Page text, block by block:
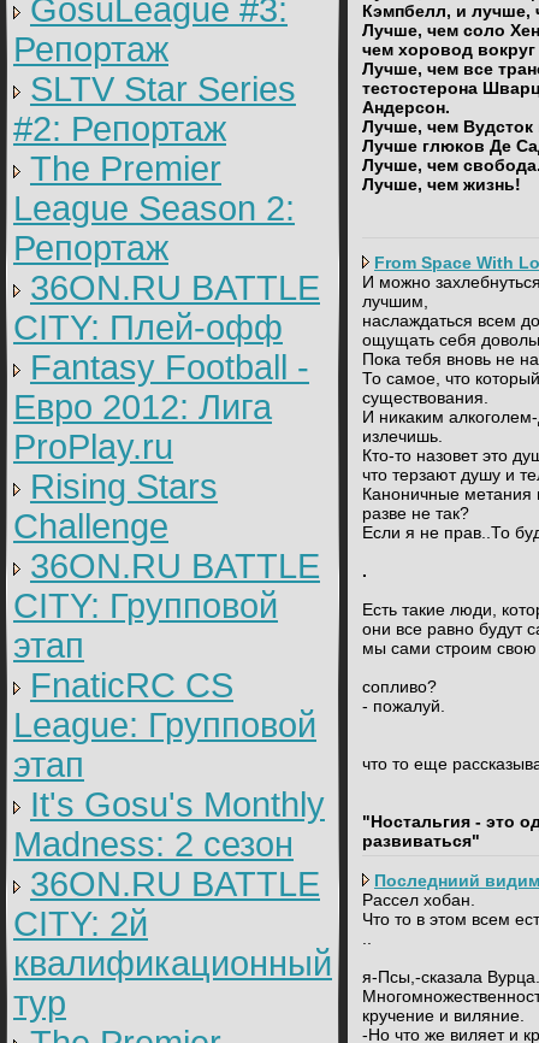
GosuLeague #3:
Репортаж
SLTV Star Series
#2: Репортаж
The Premier
League Season 2:
Репортаж
36ON.RU BATTLE
CITY: Плей-офф
Fantasy Football -
Евро 2012: Лига
ProPlay.ru
Rising Stars
Challenge
36ON.RU BATTLE
CITY: Групповой
этап
FnaticRC CS
League: Групповой
этап
It's Gosu's Monthly
Madness: 2 сезон
36ON.RU BATTLE
CITY: 2й
квалификационный
тур
Кэмпбелл, и лучше,
Лучше, чем соло
чем хоровод
Лучше, чем все
тестостерона
Андерсон.
Лучше, чем Вудсток
Лучше глюков Де
Лучше, чем
Лучше, чем жизнь!
From Space With
И можно
лучшим,
наслаждаться всем
ощущать себя
Пока тебя вновь не
То самое, что
существования.
И никаким
излечишь.
Кто-то назовет это
что терзают душу и
Каноничные метания
разве не так?
Если я не прав..То
.
Есть такие люди,
они все равно будут
мы сами строим свою
сопливо?
- пожалуй.
что то еще
"Ностальгия - это
развиваться"
Последниий
Рассел хобан.
Что то в этом всем
я-Псы,-сказала
кручение и виляние.
-Но что же виляет и